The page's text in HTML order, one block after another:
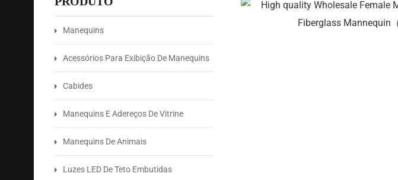
Manequins
Acessórios Para Exibição De Manequins
Cabides
Manequins E Adereços De Vitrine
Manequins De Animais
Luzes LED De Teto Embutidas